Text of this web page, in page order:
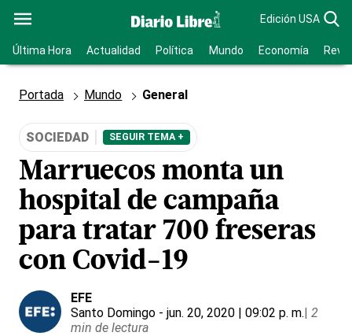
Edición USA
Última Hora Actualidad Política Mundo Economía
Portada Mundo General
SOCIEDAD SEGUIR TEMA +
Marruecos monta un
hospital de campaña
para tratar 700 freseras
con Covid-19
EFE
Santo Domingo - jun. 20, 2020 | 09:02 p. m.| 2
min de lectura